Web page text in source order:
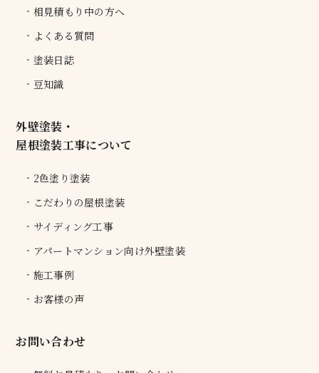
相見積もり中の方へ
よくある質問
塗装日誌
豆知識
外壁塗装・
屋根塗装工事について
2色塗り塗装
こだわりの屋根塗装
サイディング工事
アパートマンション向け外壁塗装
施工事例
お客様の声
お問い合わせ